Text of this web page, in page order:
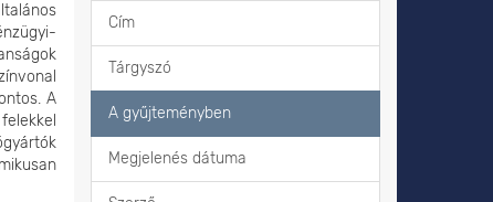
A
Cím
Tárgyszó
A gyűjteményben
Megjelenés dátuma